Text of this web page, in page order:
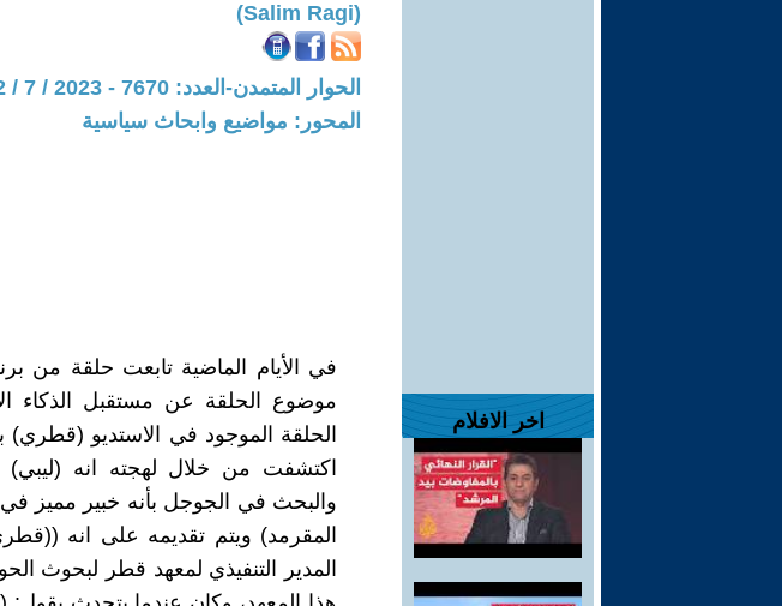
اخر الافلام
(Salim Ragi)
الحوار المتمدن-العدد: 7670 - 2023 / 7 / 12 - 23:47
المحور: مواضيع وابحاث سياسية
في الأيام الماضية تابعت حلقة من
موضوع الحلقة عن مستقبل الذكاء
الحلقة الموجود في الاستديو (قطري)
اكتشفت من خلال لهجته انه
والبحث في الجوجل بأنه خبير مميز
المقرمد) ويتم تقديمه على انه
المدير التنفيذي لمعهد قطر لبحوث